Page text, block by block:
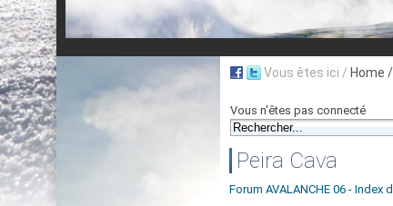
Vous êtes ici / Home
Vous n'êtes pas connecté
Peira Cava
Forum AVALANCHE 06 - Index